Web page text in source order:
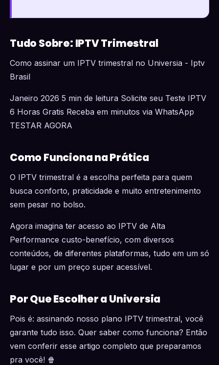
Tudo Sobre: IPTV Trimestral
Como assinar um IPTV trimestral no Universia - Iptv
Brasil
Janeiro 2026 5 min de leitura Solicite seu Teste IPTV
6 Horas Gratis Receba em minutos via WhatsApp
TESTAR AGORA
Como Funciona na Prática
O IPTV trimestral é a escolha perfeita para quem
busca conforto, praticidade e muito entretenimento
sem pesar no bolso.
Agora imagina ter acesso ao IPTV de Alta
Performance custo-benefício, com diversos
conteúdos, de diferentes plataformas, tudo em um só
lugar e por um preço super acessível.
Por Que Escolher a Universia
Pois é: assinando nosso plano IPTV trimestral, você
garante tudo isso. Quer saber como funciona? Então
vem conferir esse artigo completo que preparamos
pra você! 🍿